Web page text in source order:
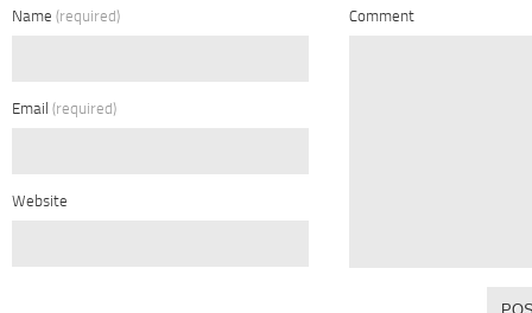
Name (required)
Email (required)
Website
Comment